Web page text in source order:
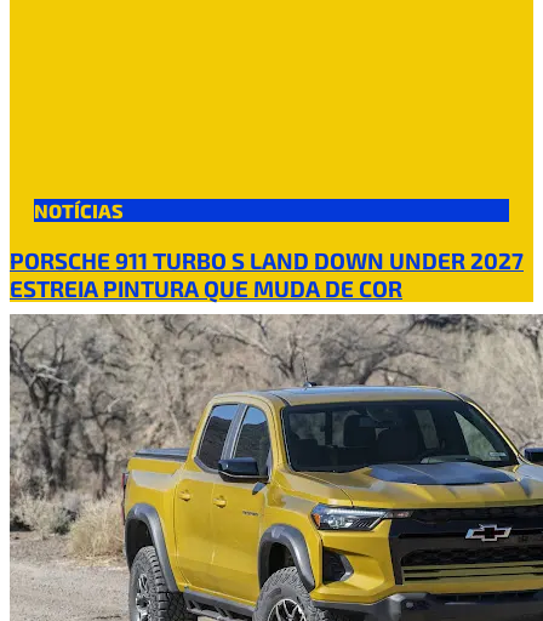
NOTÍCIAS
PORSCHE 911 TURBO S LAND DOWN UNDER 2027
ESTREIA PINTURA QUE MUDA DE COR